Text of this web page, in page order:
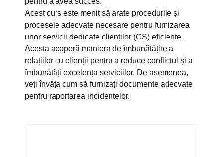
Acest curs este menit să arate procedurile și
procesele adecvate necesare pentru furnizarea
unor servicii dedicate clienților (CS) eficiente.
Acesta acoperă maniera de îmbunătățire a
relațiilor cu clienții pentru a reduce conflictul și a
îmbunătăți excelența serviciilor. De asemenea,
veți învăța cum să furnizați documente adecvate
pentru raportarea incidentelor.